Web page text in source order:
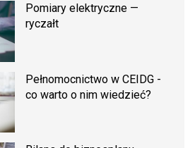
Pomiary elektryczne —
ryczałt
Pełnomocnictwo w CEIDG -
co warto o nim wiedzieć?